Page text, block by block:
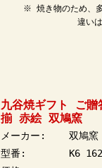
※ 焼き物のため、
九谷焼ギフト ご
揃 赤絵 双鳩窯
メーカー:
双鳩窯
型番:
K6 162